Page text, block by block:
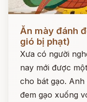
Đọc ngay
Ăn mày đánh
gió bị phạt)
Xưa có người
nay mới được
cho bát gạo.
đem gạo xuống